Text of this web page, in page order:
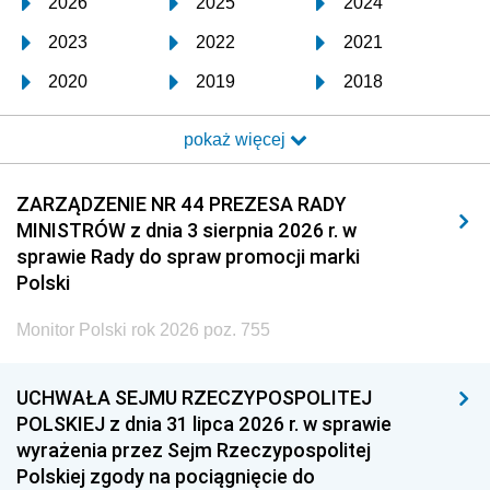
2023 2022 2021
2020 2019 2018
2017 2016 2015
2014 2013 2012
2011 2010 2009
2008 2007 2006
2005
1996 1995 1994
1993 1992 1991
1990 1989
pokaż więcej
ZARZĄDZENIE NR 44 PREZESA RADY
MINISTRÓW z dnia 3 sierpnia 2026 r. w
sprawie Rady do spraw promocji marki
Polski
Monitor Polski rok 2026 poz. 755
UCHWAŁA SEJMU RZECZYPOSPOLITEJ
POLSKIEJ z dnia 31 lipca 2026 r. w sprawie
wyrażenia przez Sejm Rzeczypospolitej
Polskiej zgody na pociągnięcie do